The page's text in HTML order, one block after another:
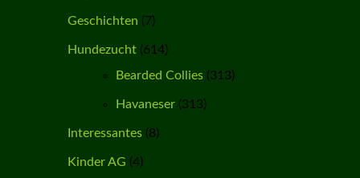
Geschichten (7)
Hundezucht (614)
Bearded Collies (313)
Havaneser (313)
Interessantes (8)
Kinder AG (4)